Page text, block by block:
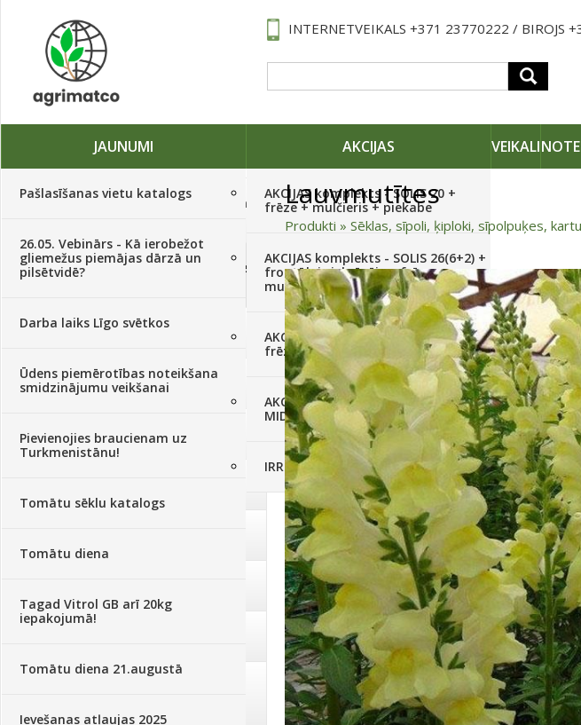
INTERNETVEIKALS +371 23770222 / BIROJS
JAUNUMI
Pašlasīšanas vietu katalogs
26.05. Vebinārs - Kā ierobežot
gliemežus piemājas dārzā un
pilsētvidē?
Darba laiks Līgo svētkos
Ūdens piemērotības noteikšana
smidzinājumu veikšanai
Pievienojies braucienam uz
Turkmenistānu!
Tomātu sēklu katalogs
Tomātu diena
Tagad Vitrol GB arī 20kg
iepakojumā!
Tomātu diena 21.augustā
Ievešanas atļaujas 2025
AKCIJAS
AKCIJAS komplekts - SOLIS 20 +
frēze + mulčieris + piekabe
AKCIJAS komplekts - SOLIS 26(6+2) +
frontālais iekrāvējs + frēze +
mulčieris + piekabe
AKCIJAS komplekts - SOLIS 26 HST +
frēze + mulčieris
AKCIJAS komplekts - SOLIS 26 HST +
MID MOWER + piekabe
IRRITEC Pilienlaistīšanas komplekti
VEIKALI
Traktori, tehnika, rezerves daļas,
Sēklas, sīpoli, ķiploki, sīpolpuķes,
kartupeļi
Augu aizsardzība(366)
Mēslojumi(495)
Augsne, kūdra, mulča
Lauvmutītes
Produkti » Sēklas, sīpoli, ķiploki, sīpolpuķes,